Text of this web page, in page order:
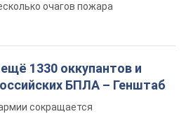
очагов пожара
1330 оккупантов и
БПЛА – Генштаб
сокращается